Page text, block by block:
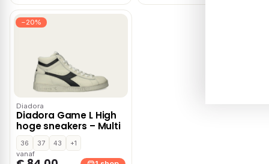
−20%
Diadora
Diadora Game L High
hoge sneakers – Multi
36 37 43
+1
vanaf